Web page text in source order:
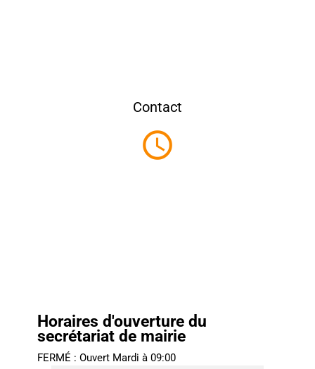
Contact
query_builder
Horaires d'ouverture du
secrétariat de mairie
FERMÉ : Ouvert Mardi à 09:00